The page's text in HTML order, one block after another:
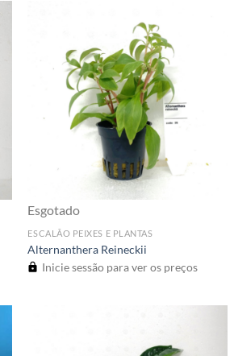
Esgotado
ESCALÃO PEIXES E PLANTAS
Alternanthera Reineckii
Inicie sessão para ver os preços